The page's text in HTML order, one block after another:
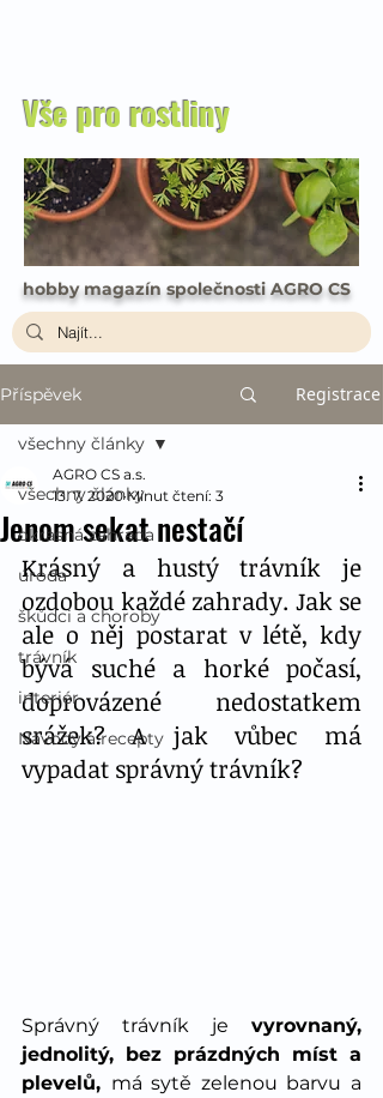
Vše pro rostliny
hobby magazín společnosti AGRO CS
Příspěvek Registrace
všechny články
okrasná zahrada
úroda
škůdci a choroby
trávník
interiér
Návody a recepty
všechny články
Jenom sekat nestačí
AGRO CS a.s.
13. 7. 2020 Minut čtení: 3
Krásný a hustý trávník je
ozdobou každé zahrady. Jak se
ale o něj postarat v létě, kdy
bývá suché a horké počasí,
doprovázené nedostatkem
srážek? A jak vůbec má
vypadat správný trávník?
Správný trávník je vyrovnaný,
jednolitý, bez prázdných míst a
plevelů, má sytě zelenou barvu a